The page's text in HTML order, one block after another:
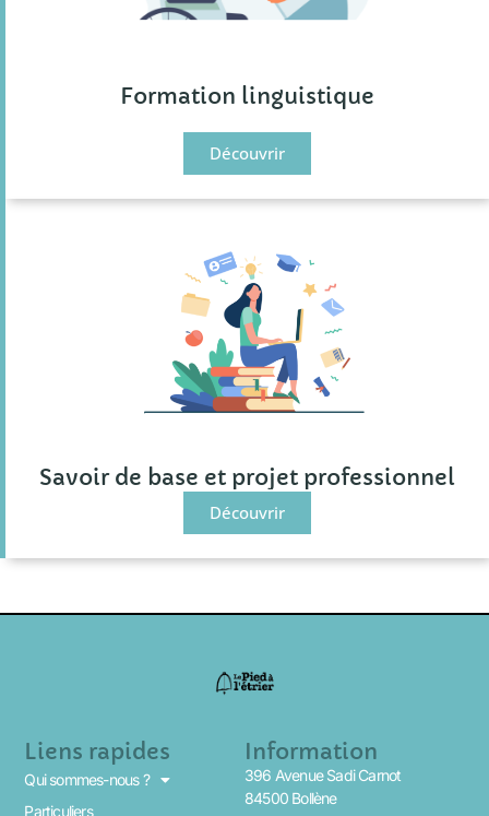
Formation linguistique
Découvrir
Savoir de base et projet professionnel
Découvrir
Liens rapides
Qui sommes-nous ?
Particuliers
Information
396 Avenue Sadi Carnot
84500 Bollène